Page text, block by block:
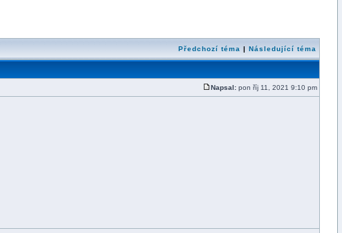
Předchozí téma | Následující téma
Napsal: pon říj 11, 2021 9:10 pm